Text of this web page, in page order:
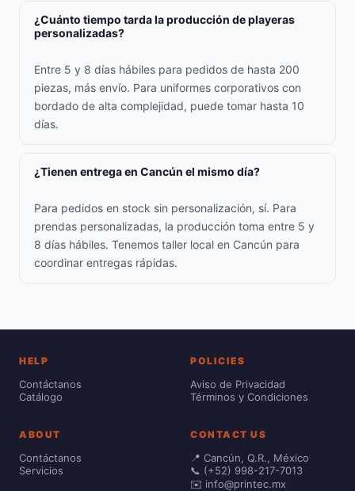
¿Cuánto tiempo tarda la producción de playeras
personalizadas?
Entre 5 y 8 días hábiles para pedidos de hasta 200
piezas, más envío. Para uniformes corporativos con
bordado de alta complejidad, puede tomar hasta 10
días.
¿Tienen entrega en Cancún el mismo día?
Para pedidos en stock sin personalización, sí. Para
prendas personalizadas, la producción toma entre 5 y
8 días hábiles. Tenemos taller local en Cancún para
coordinar entregas rápidas.
HELP
Contáctanos
Catálogo
POLICIES
Aviso de Privacidad
Términos y Condiciones
ABOUT
Contáctanos
Servicios
CONTACT US
📍 Cancún, Q.R., México
📞 (+52) 998-217-7013
✉️ info@printec.mx